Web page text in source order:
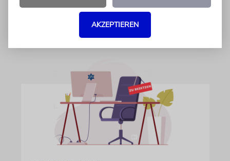
AKZEPTIEREN